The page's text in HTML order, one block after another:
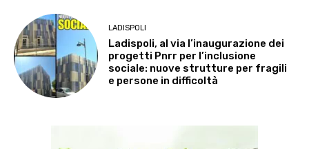
LADISPOLI
Ladispoli, al via l’inaugurazione dei
progetti Pnrr per l’inclusione
sociale: nuove strutture per fragili
e persone in difficoltà